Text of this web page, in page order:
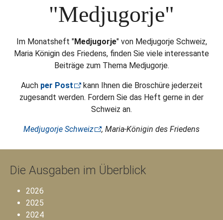
"Medjugorje"
Im Monatsheft "Medjugorje" von Medjugorje Schweiz,
Maria Königin des Friedens, finden Sie viele interessante
Beiträge zum Thema Medjugorje.
Auch per Post
kann Ihnen die Broschüre jederzeit
zugesandt werden. Fordern Sie das Heft gerne in der
Schweiz an.
Medjugorje Schweiz , Maria-Königin des Friedens
Die Ausgaben im Überblick
2026
2025
2024